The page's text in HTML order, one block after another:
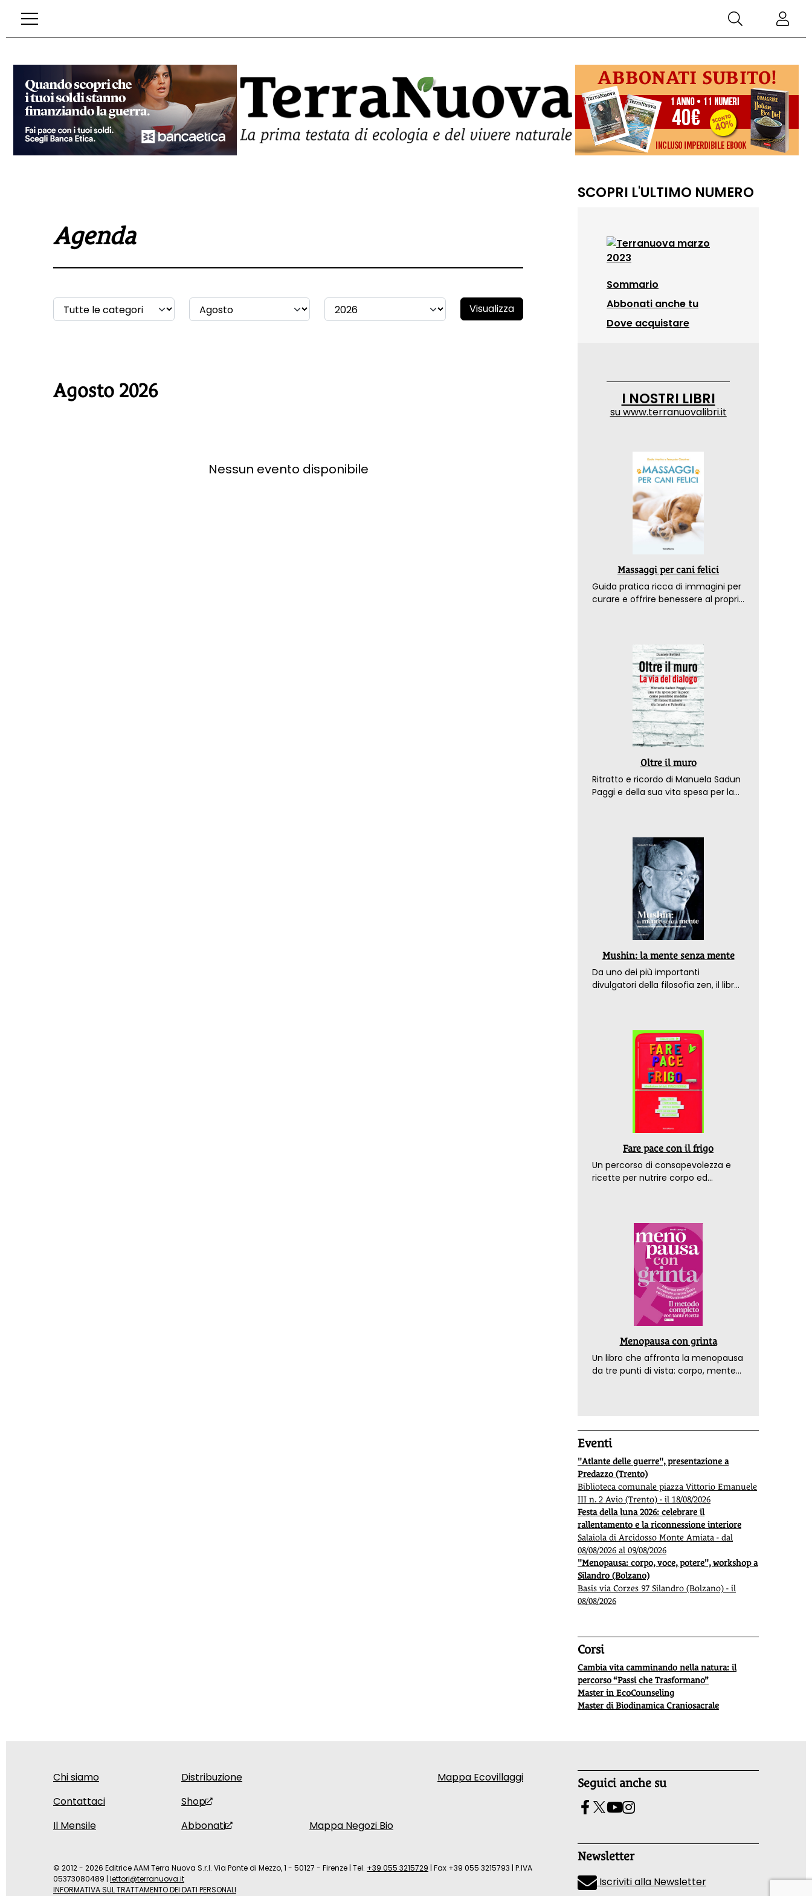
Agenda
Visualizza
Agosto 2026
Nessun evento disponibile
SCOPRI L'ULTIMO NUMERO
Sommario
Abbonati anche tu
Dove acquistare
I NOSTRI LIBRI
suwww.terranuovalibri.it
Massaggi per cani felici
Guida pratica ricca di immagini per
curare e offrire benessere al proprio
Oltre il muro
Ritratto e ricordo di Manuela Sadun
Paggi e della sua vita spesa per la
Mushin: la mente senza mente
Da uno dei più importanti
divulgatori della filosofia zen, il libro
Fare pace con il frigo
Un percorso di consapevolezza e
ricette per nutrire corpo ed
Menopausa con grinta
Un libro che affronta la menopausa
da tre punti di vista: corpo, mente
Eventi
"Atlante delle guerre", presentazione a
Predazzo (Trento)
Biblioteca comunale piazza Vittorio Emanuele
III n. 2 Avio (Trento) - il 18/08/2026
Festa della luna 2026: celebrare il
rallentamento e la riconnessione interiore
Salaiola di Arcidosso Monte Amiata - dal
08/08/2026 al 09/08/2026
"Menopausa: corpo, voce, potere", workshop a
Silandro (Bolzano)
Basis via Corzes 97 Silandro (Bolzano) - il
08/08/2026
Corsi
Cambia vita camminando nella natura: il
percorso “Passi che Trasformano”
Master in EcoCounseling
Master di Biodinamica Craniosacrale
Chi siamo
Contattaci
Il Mensile
Distribuzione
Shop
Abbonati
Mappa Negozi Bio
Mappa Ecovillaggi Seguici anche su
Newsletter
Iscriviti alla Newsletter
© 2012 - 2026 Editrice AAM Terra Nuova S.r.l. Via Ponte di Mezzo, 1 - 50127 - Firenze | Tel. +39 055 3215729 | Fax +39 055 3215793 | P.IVA
05373080489 | lettori@terranuova.it
INFORMATIVA SUL TRATTAMENTO DEI DATI PERSONALI